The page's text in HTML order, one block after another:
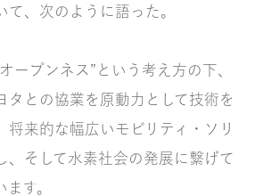
て、次のように語った。
ープンネス”という考え方の下、
タとの協業を原動力として技術を
将来的な幅広いモビリティ・ソリ
、そして水素社会の発展に繋げて
す。